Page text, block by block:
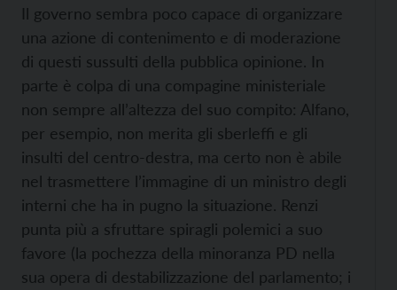
Il governo sembra poco capace di organizzare
una azione di contenimento e di moderazione
di questi sussulti della pubblica opinione. In
parte è colpa di una compagine ministeriale
non sempre all’altezza del suo compito: Alfano,
per esempio, non merita gli sberleffi e gli
insulti del centro-destra, ma certo non è abile
nel trasmettere l’immagine di un ministro degli
interni che ha in pugno la situazione. Renzi
punta più a sfruttare spiragli polemici a suo
favore (la pochezza della minoranza PD nella
sua opera di destabilizzazione del parlamento; i